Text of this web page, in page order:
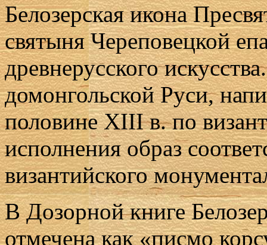
Белозерская икона
святыня Череповецкой
древнерусского
домонгольской Руси,
половине XIII в. по
исполнения образ
византийского
В Дозорной книге
отмечена как «писмо